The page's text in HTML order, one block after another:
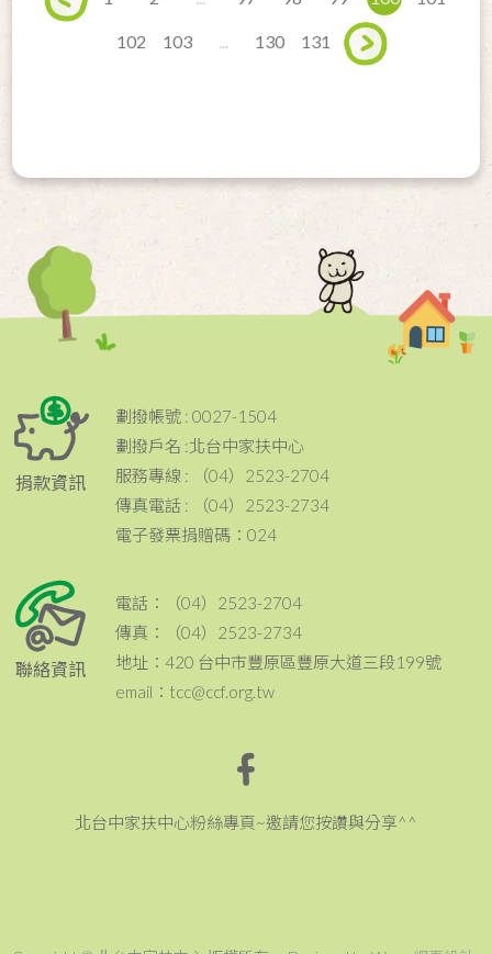
102 103 130 131
捐款資訊
劃撥帳號 : 0027-1504
劃撥戶名 :北台中家扶中心
服務專線 : （04）2523-2704
傳真電話 : （04）2523-2734
電子發票捐贈碼：024
聯絡資訊
電話：（04）2523-2704
傳真：（04）2523-2734
地址：420 台中市豐原區豐原大道三段199號
email：tcc@ccf.org.tw
北台中家扶中心粉絲專頁~邀請您按讚與分享^^